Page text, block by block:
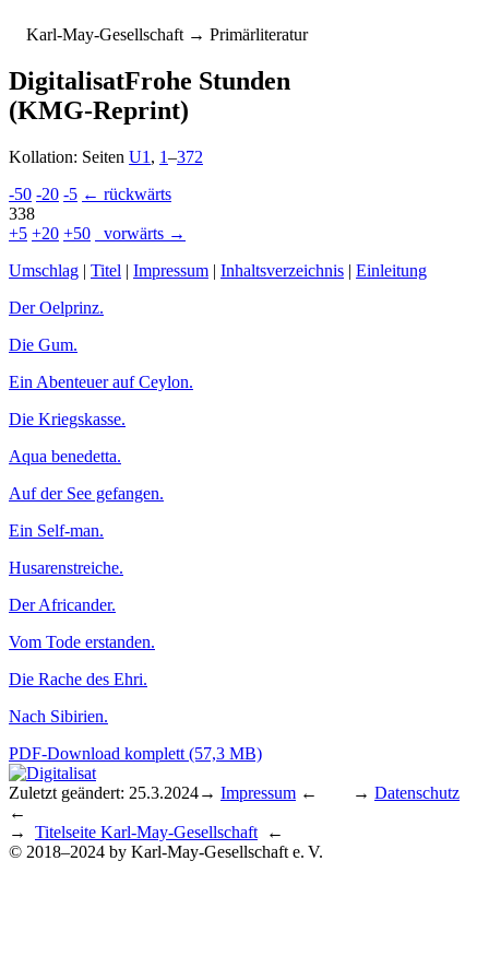
Karl-May-Gesellschaft → Primärliteratur
DigitalisatFrohe Stunden
(KMG-Reprint)
Kollation: Seiten U1 , 1–372
-50 -20 -5 ← rückwärts
338
+5 +20 +50
vorwärts →
Umschlag | Titel | Impressum | In­halts­ver­zeich­nis | Einleitung
Der Oelprinz.
Die Gum.
Ein Abenteuer auf Ceylon.
Die Kriegskasse.
Aqua benedetta.
Auf der See gefangen.
Ein Self-man.
Husarenstreiche.
Der Africander.
Vom Tode erstanden.
Die Rache des Ehri.
Nach Sibirien.
PDF-Download komplett (57,3 MB)
Zuletzt geändert: 25.3.2024→ Impressum ← → Datenschutz
←
→ Titelseite Karl-May-Gesellschaft ←
© 2018–2024 by Karl-May-Gesellschaft e. V.